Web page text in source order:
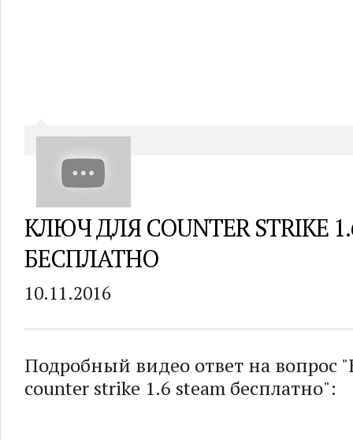
КЛЮЧ ДЛЯ COUNTER STRIKE
БЕСПЛАТНО
10.11.2016
Подробный видео ответ на вопрос
counter strike 1.6 steam бесплатно":